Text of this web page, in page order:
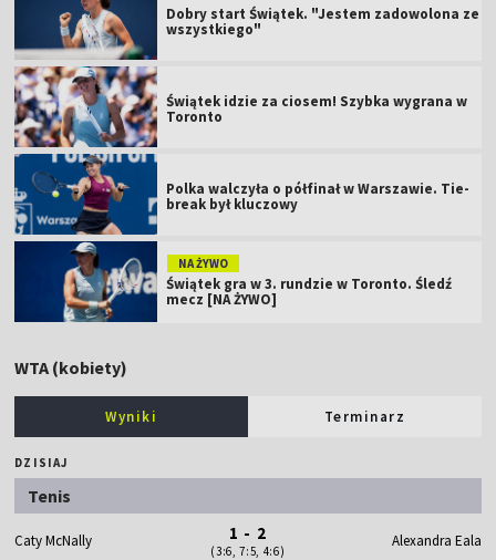
Dobry start Świątek. "Jestem zadowolona ze
wszystkiego"
Świątek idzie za ciosem! Szybka wygrana w
Toronto
Polka walczyła o półfinał w Warszawie. Tie-
break był kluczowy
NA ŻYWO
Świątek gra w 3. rundzie w Toronto. Śledź
mecz [NA ŻYWO]
WTA (kobiety)
Wyniki Terminarz
DZISIAJ
Tenis
Caty McNally 1 - 2
(3:6, 7:5, 4:6)
Alexandra Eala